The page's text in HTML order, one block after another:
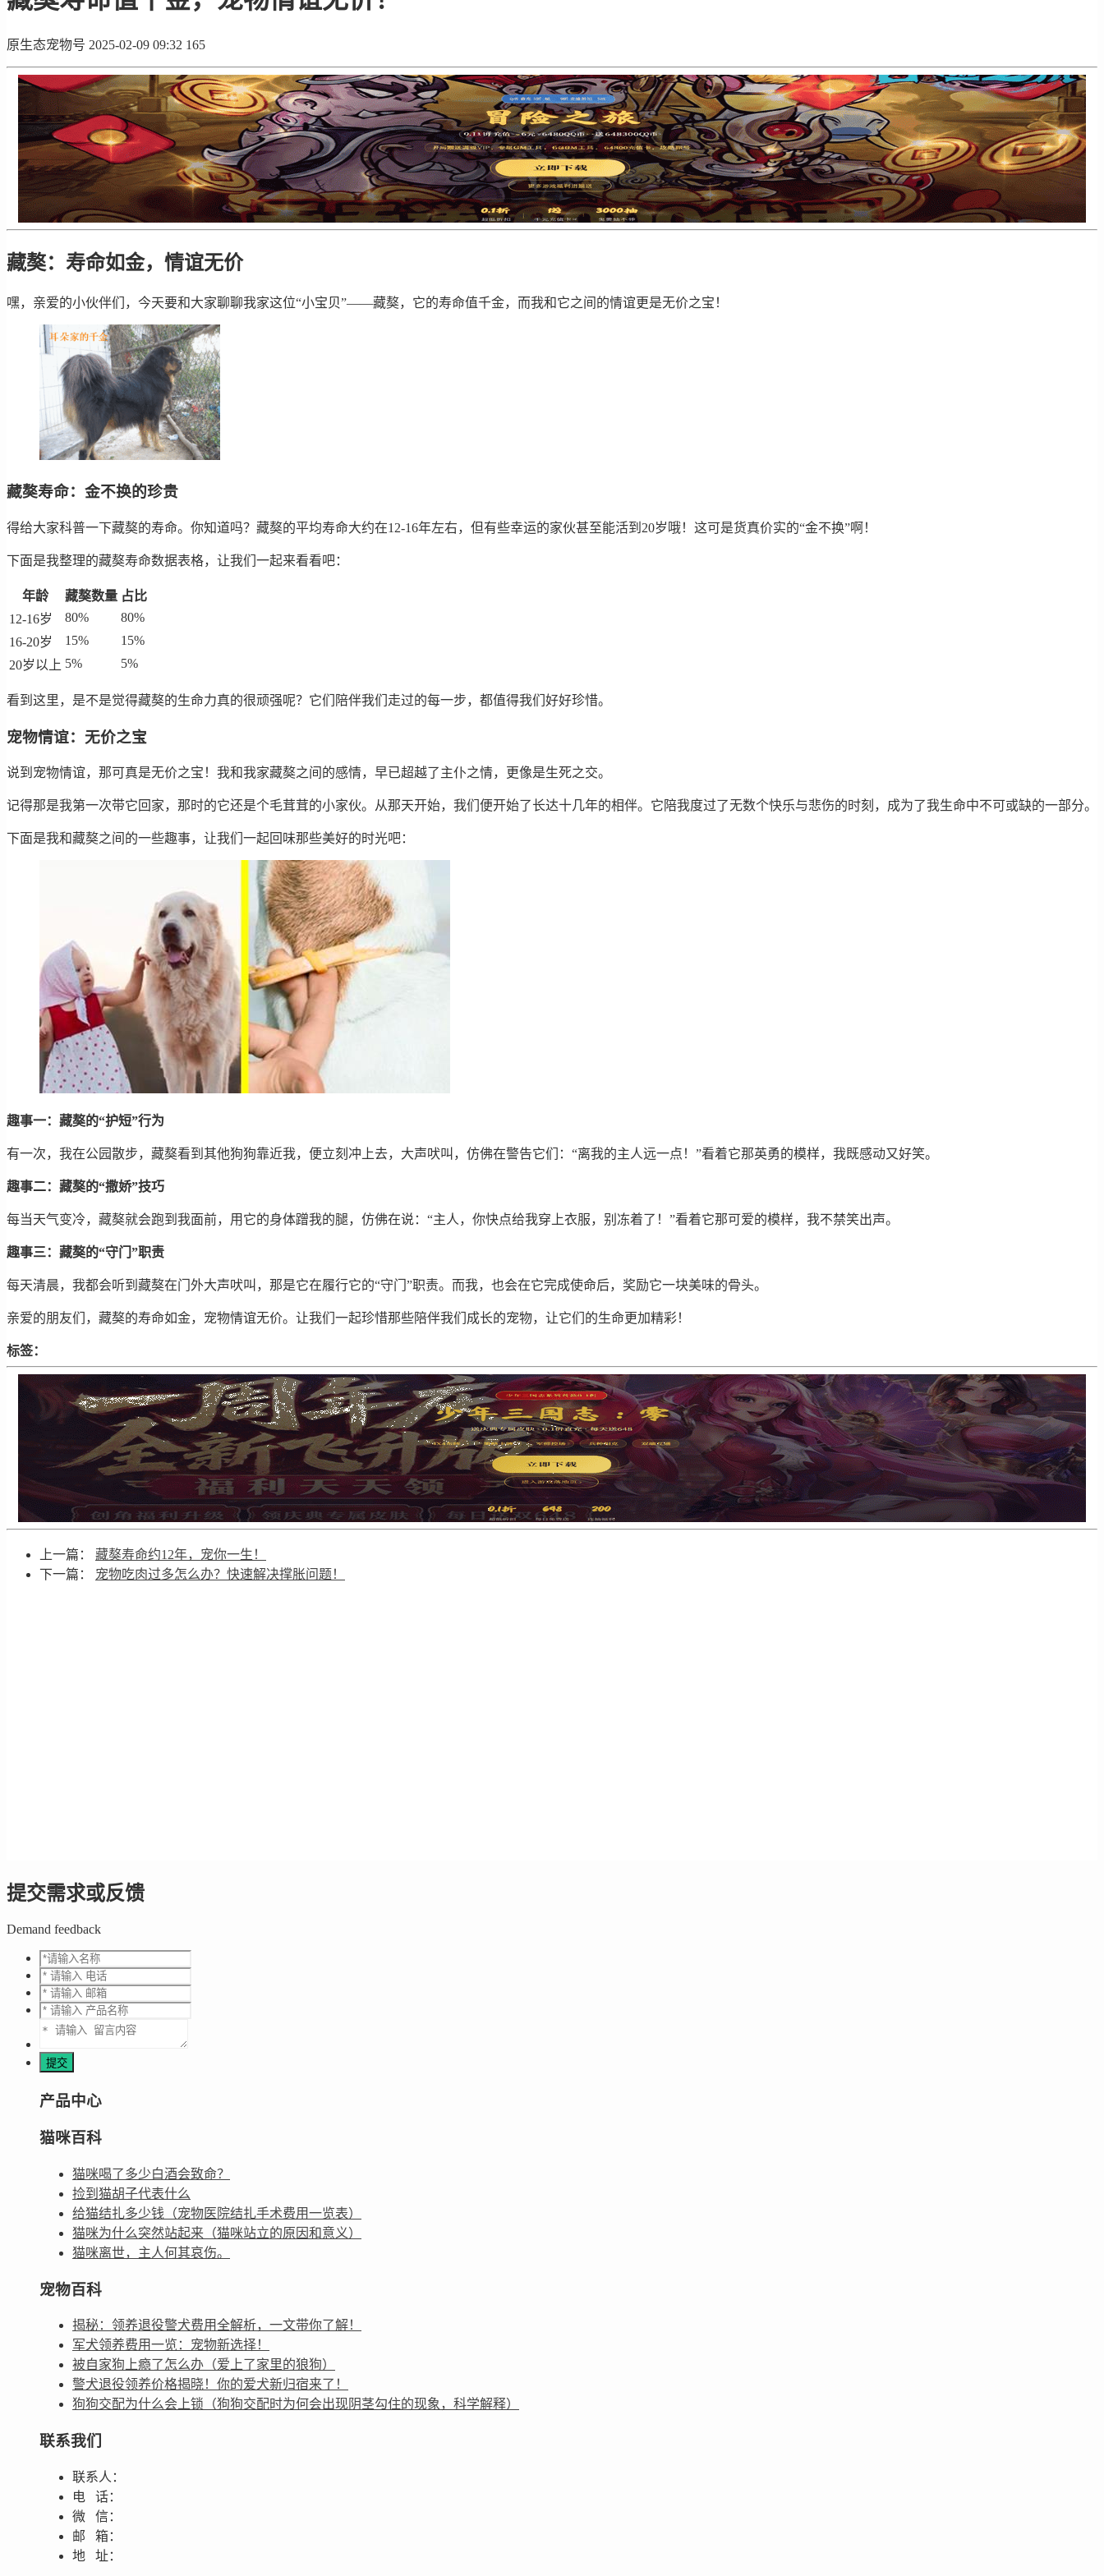
原生态宠物号 2025-02-09 09:32 165
藏獒：寿命如金，情谊无价
嘿，亲爱的小伙伴们，今天要和大家聊聊我家这位“小宝贝”——藏獒，它的寿命值千金，而我和它之间的情谊更是无价之宝！
藏獒寿命：金不换的珍贵
得给大家科普一下藏獒的寿命。你知道吗？藏獒的平均寿命大约在12-16年左右，但有些幸运的家伙甚至能活到20岁哦！这可是货真价实的“金不换”啊！
下面是我整理的藏獒寿命数据表格，让我们一起来看看吧：
年龄 藏獒数量 占比
12-16岁
80%
80%
16-20岁
15%
15%
20岁以上 5% 5%
看到这里，是不是觉得藏獒的生命力真的很顽强呢？它们陪伴我们走过的每一步，都值得我们好好珍惜。
宠物情谊：无价之宝
说到宠物情谊，那可真是无价之宝！我和我家藏獒之间的感情，早已超越了主仆之情，更像是生死之交。
记得那是我第一次带它回家，那时的它还是个毛茸茸的小家伙。从那天开始，我们便开始了长达十几年的相伴。它陪我度过了无数个快乐与悲伤的时刻，成为了我生命中不可或缺的一部分。
下面是我和藏獒之间的一些趣事，让我们一起回味那些美好的时光吧：
趣事一：藏獒的“护短”行为
有一次，我在公园散步，藏獒看到其他狗狗靠近我，便立刻冲上去，大声吠叫，仿佛在警告它们：“离我的主人远一点！”看着它那英勇的模样，我既感动又好笑。
趣事二：藏獒的“撒娇”技巧
每当天气变冷，藏獒就会跑到我面前，用它的身体蹭我的腿，仿佛在说：“主人，你快点给我穿上衣服，别冻着了！”看着它那可爱的模样，我不禁笑出声。
趣事三：藏獒的“守门”职责
每天清晨，我都会听到藏獒在门外大声吠叫，那是它在履行它的“守门”职责。而我，也会在它完成使命后，奖励它一块美味的骨头。
亲爱的朋友们，藏獒的寿命如金，宠物情谊无价。让我们一起珍惜那些陪伴我们成长的宠物，让它们的生命更加精彩！
标签：
上一篇： 藏獒寿命约12年，宠你一生！
下一篇： 宠物吃肉过多怎么办？快速解决撑胀问题！
提交需求或反馈
Demand feedback
产品中心
猫咪百科
猫咪喝了多少白酒会致命？
捡到猫胡子代表什么
给猫结扎多少钱（宠物医院结扎手术费用一览表）
猫咪为什么突然站起来（猫咪站立的原因和意义）
猫咪离世，主人何其哀伤。
宠物百科
揭秘：领养退役警犬费用全解析，一文带你了解！
军犬领养费用一览：宠物新选择！
被自家狗上瘾了怎么办（爱上了家里的狼狗）
警犬退役领养价格揭晓！你的爱犬新归宿来了！
狗狗交配为什么会上锁（狗狗交配时为何会出现阴茎勾住的现象，科学解释）
联系我们
联系人：
电 话：
微 信：
邮 箱：
地 址：